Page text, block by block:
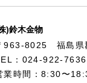
)鈴木金物
963-8025 福島県
：024-922-
業時間：8:30〜